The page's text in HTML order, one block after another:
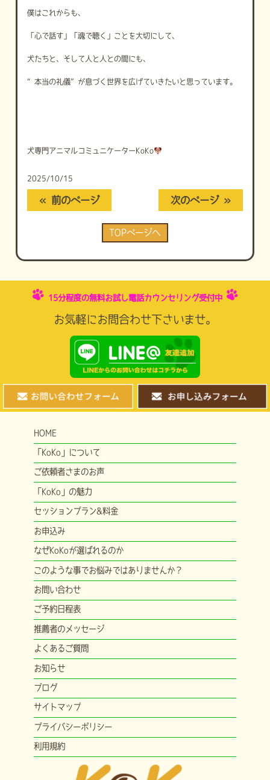
僕はこれからも、
「心で話す」「魂で聴く」ことを大切にして、
犬たちと、そして人と人との間にも、
“本当の礼儀”が息づく世界を広げていきたいと思っています。
犬専門アニマルコミュニケーターKoKo
2025/10/15
« 前のページ 次のページ »
TOPページへ
15分程度の無料お試し電話カウンセリング受付中
お気軽にお問合わせ下さいませ。
HOME
「KoKo」について
ご依頼者さまのお声
「KoKo」の魅力
セッションプラン&料金
お申込み
なぜKoKoが選ばれるのか
このような事でお悩みではありませんか？
お問い合わせ
ご予約日程表
推薦者のメッセージ
よくあるご質問
お知らせ
ブログ
サイトマップ
プライバシーポリシー
利用規約